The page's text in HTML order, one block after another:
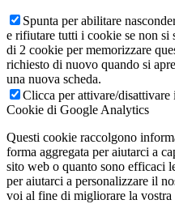
Spunta per abilitare
e rifiutare tutti i cookie se non
di 2 cookie per memorizzare
richiesto di nuovo quando si
una nuova scheda.
Clicca per attivare/
Cookie di Google Analytics
Questi cookie raccolgono
forma aggregata per aiutarci a
sito web o quanto sono efficaci
per aiutarci a personalizzare il
voi al fine di migliorare la vostra